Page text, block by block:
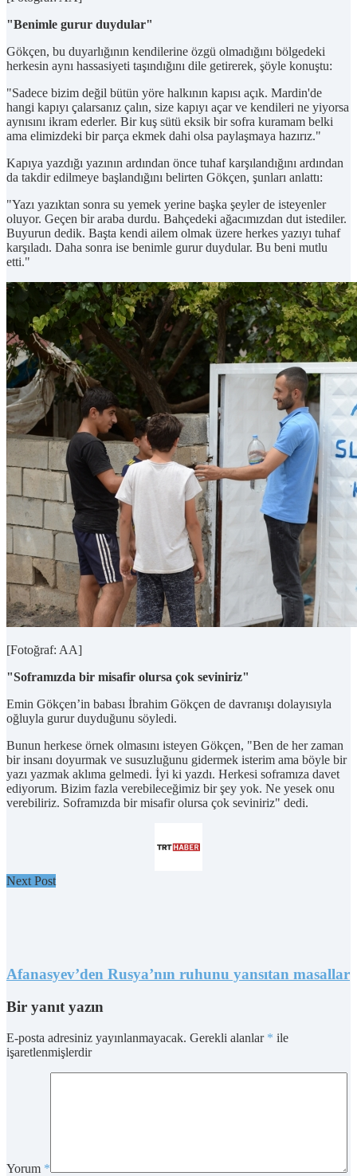
"Benimle gurur duydular"
Gökçen, bu duyarlığının kendilerine özgü olmadığını bölgedeki
herkesin aynı hassasiyeti taşındığını dile getirerek, şöyle konuştu:
"Sadece bizim değil bütün yöre halkının kapısı açık. Mardin'de
hangi kapıyı çalarsanız çalın, size kapıyı açar ve kendileri ne yiyorsa
aynısını ikram ederler. Bir kuş sütü eksik bir sofra kuramam belki
ama elimizdeki bir parça ekmek dahi olsa paylaşmaya hazırız."
Kapıya yazdığı yazının ardından önce tuhaf karşılandığını ardından
da takdir edilmeye başlandığını belirten Gökçen, şunları anlattı:
"Yazı yazıktan sonra su yemek yerine başka şeyler de isteyenler
oluyor. Geçen bir araba durdu. Bahçedeki ağacımızdan dut istediler.
Buyurun dedik. Başta kendi ailem olmak üzere herkes yazıyı tuhaf
karşıladı. Daha sonra ise benimle gurur duydular. Bu beni mutlu
etti."
[Fotoğraf: AA]
"Soframızda bir misafir olursa çok seviniriz"
Emin Gökçen’in babası İbrahim Gökçen de davranışı dolayısıyla
oğluyla gurur duyduğunu söyledi.
Bunun herkese örnek olmasını isteyen Gökçen, "Ben de her zaman
bir insanı doyurmak ve susuzluğunu gidermek isterim ama böyle bir
yazı yazmak aklıma gelmedi. İyi ki yazdı. Herkesi soframıza davet
ediyorum. Bizim fazla verebileceğimiz bir şey yok. Ne yesek onu
verebiliriz. Soframızda bir misafir olursa çok seviniriz" dedi.
Next Post
Afanasyev’den Rusya’nın ruhunu yansıtan masallar
Bir yanıt yazın
E-posta adresiniz yayınlanmayacak. Gerekli alanlar * ile
işaretlenmişlerdir
Yorum *